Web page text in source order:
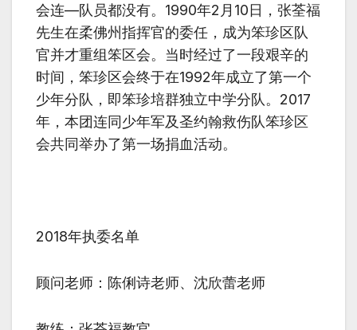
会连—队员都没有。1990年2月10日，张荃福
先生在柔佛州指挥官的委任，成为笨珍区队
官并才重组笨区会。当时经过了一段艰辛的
时间，笨珍区会终于在1992年成立了第一个
少年分队，即笨珍培群独立中学分队。2017
年，本团连同少年军及圣约翰救伤队笨珍区
会共同举办了第一场捐血活动。
2018年执委名单
顾问老师：陈俐诗老师、沈欣蕾老师